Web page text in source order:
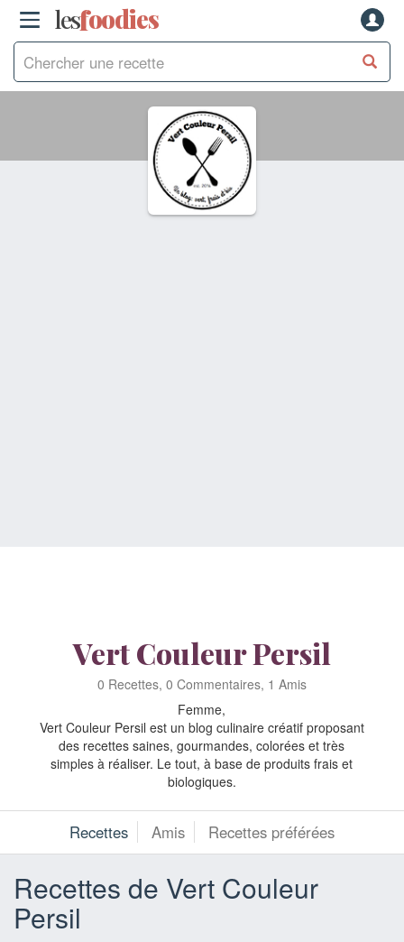
lesfoodies
Vert Couleur Persil
0 Recettes, 0 Commentaires, 1 Amis
Femme,
Vert Couleur Persil est un blog culinaire créatif proposant
des recettes saines, gourmandes, colorées et très
simples à réaliser. Le tout, à base de produits frais et
biologiques.
Recettes Amis Recettes préférées
Recettes de Vert Couleur
Persil